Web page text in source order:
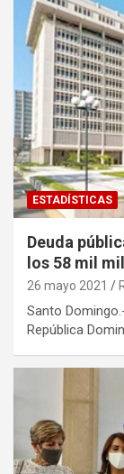
ESTADÍSTICAS
Deuda
los 58 mil
26 mayo 2021
Santo
República